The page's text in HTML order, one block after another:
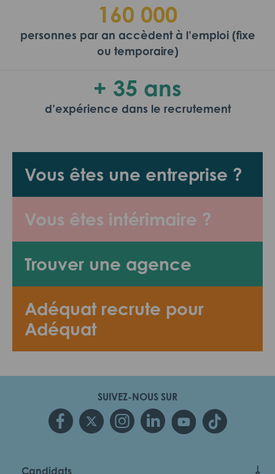
Vous êtes une entreprise ?
Vous êtes intérimaire ?
Trouver une agence
Adéquat recrute pour
Adéquat
160 000
personnes par an accèdent à l’emploi (fixe
ou temporaire)
+ 35 ans
d’expérience dans le recrutement
SUIVEZ-NOUS SUR
Candidats